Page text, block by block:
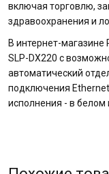
включая торговлю,
здравоохранения и
В интернет-магазине
SLP-DX220 с
автоматический
подключения
исполнения - в белом